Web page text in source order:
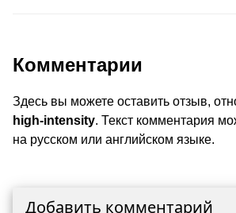
Комментарии
Здесь вы можете оставить отзыв,
high-intensity. Текст комментария
на русском или английском языке.
Добавить комментарий